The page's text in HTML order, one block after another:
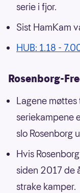
serie i fjor.
Sist HamKam
HUB: 1.18 -
Rosenborg-
Lagene møttes
seriekampene
slo Rosenborg
Hvis
siden 2017 de
strake kamper.